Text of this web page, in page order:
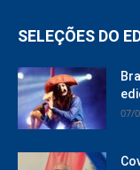
SELEÇÕES DO
07/